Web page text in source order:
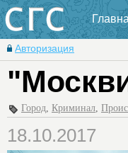
Авторизация
Город, Криминал,
18.10.2017